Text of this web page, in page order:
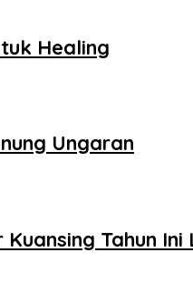
Healing
Ungaran
Tahun Ini